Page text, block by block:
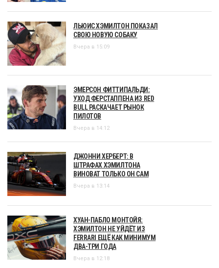
ЛЬЮИС ХЭМИЛТОН ПОКАЗАЛ
СВОЮ НОВУЮ СОБАКУ
Вчера в 15:09
ЭМЕРСОН ФИТТИПАЛЬДИ:
УХОД ФЕРСТАППЕНА ИЗ RED
BULL РАСКАЧАЕТ РЫНОК
ПИЛОТОВ
Вчера в 14:12
ДЖОННИ ХЕРБЕРТ: В
ШТРАФАХ ХЭМИЛТОНА
ВИНОВАТ ТОЛЬКО ОН САМ
Вчера в 13:14
ХУАН-ПАБЛО МОНТОЙЯ:
ХЭМИЛТОН НЕ УЙДЁТ ИЗ
FERRARI ЕЩЁ КАК МИНИМУМ
ДВА-ТРИ ГОДА
Вчера в 12:18